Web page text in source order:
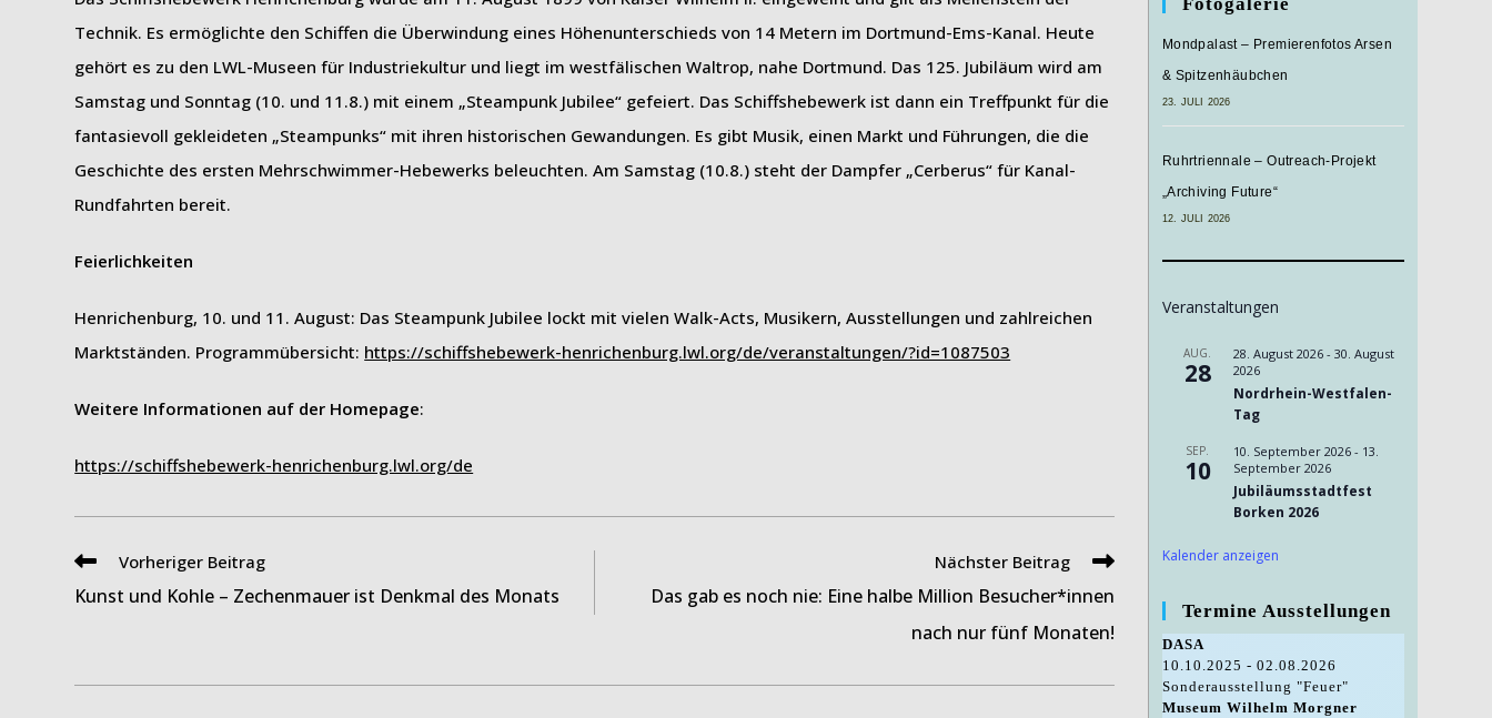
Technik. Es ermöglichte den Schiffen die Überwindung eines Höhenunterschieds von 14 Metern im Dortmund-Ems-Kanal. Heute
gehört es zu den LWL-Museen für Industriekultur und liegt im westfälischen Waltrop, nahe Dortmund. Das 125. Jubiläum wird am
Samstag und Sonntag (10. und 11.8.) mit einem „Steampunk Jubilee“ gefeiert. Das Schiffshebewerk ist dann ein Treffpunkt für die
fantasievoll gekleideten „Steampunks“ mit ihren historischen Gewandungen. Es gibt Musik, einen Markt und Führungen, die die
Geschichte des ersten Mehrschwimmer-Hebewerks beleuchten. Am Samstag (10.8.) steht der Dampfer „Cerberus“ für Kanal-
Rundfahrten bereit.
Feierlichkeiten
Henrichenburg, 10. und 11. August: Das Steampunk Jubilee lockt mit vielen Walk-Acts, Musikern, Ausstellungen und zahlreichen
Marktständen. Programmübersicht: https://schiffshebewerk-henrichenburg.lwl.org/de/veranstaltungen/?id=1087503
Weitere Informationen auf der Homepage:
https://schiffshebewerk-henrichenburg.lwl.org/de
Weitere
ansehen
Vorheriger Beitrag
Kunst und Kohle – Zechenmauer ist Denkmal des Monats
Nächster Beitrag
Das gab es noch nie: Eine halbe Million Besucher*innen
nach nur fünf Monaten!
Mondpalast – Premierenfotos Arsen
& Spitzenhäubchen
23. JULI 2026
Ruhrtriennale – Outreach-Projekt
„Archiving Future“
12. JULI 2026
Veranstaltungen
AUG.
28
28. August 2026- 30. August
2026
Nordrhein-Westfalen-
Tag
SEP.
10
10. September 2026- 13.
September 2026
Jubiläumsstadtfest
Borken 2026
Kalender anzeigen
Termine Ausstellungen
DASA
10.10.2025 - 02.08.2026
Sonderausstellung "Feuer"
Museum Wilhelm Morgner